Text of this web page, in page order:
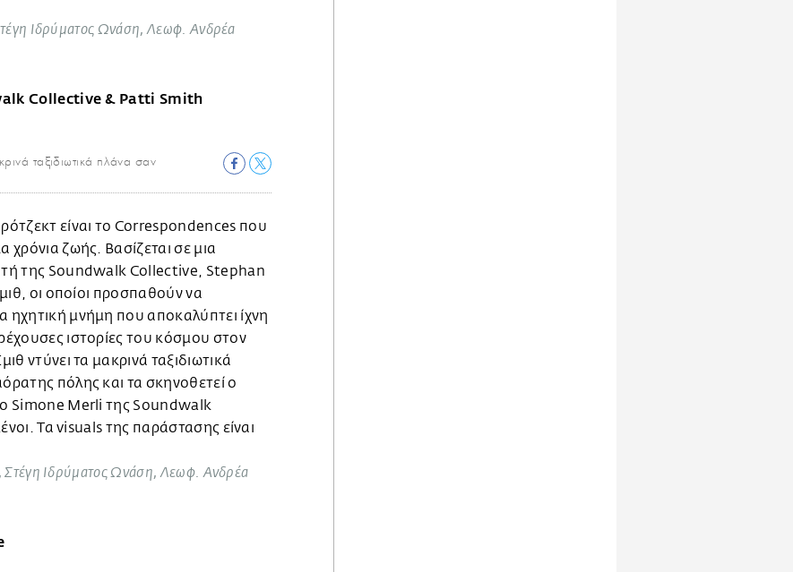
Ιδρύματος Ωνάση, Λεωφ. Ανδρέα
Collective & Patti Smith
ταξιδιωτικά πλάνα σαν
είναι το Correspondences που
ζωής. Βασίζεται σε μια
της Soundwalk Collective, Stephan
οι οποίοι προσπαθούν να
ηχητική μνήμη που αποκαλύπτει ίχνη
ιστορίες του κόσμου στον
ντύνει τα μακρινά ταξιδιωτικά
πόλης και τα σκηνοθετεί ο
Simone Merli της Soundwalk
Τα visuals της παράστασης είναι
Στέγη Ιδρύματος Ωνάση, Λεωφ. Ανδρέα